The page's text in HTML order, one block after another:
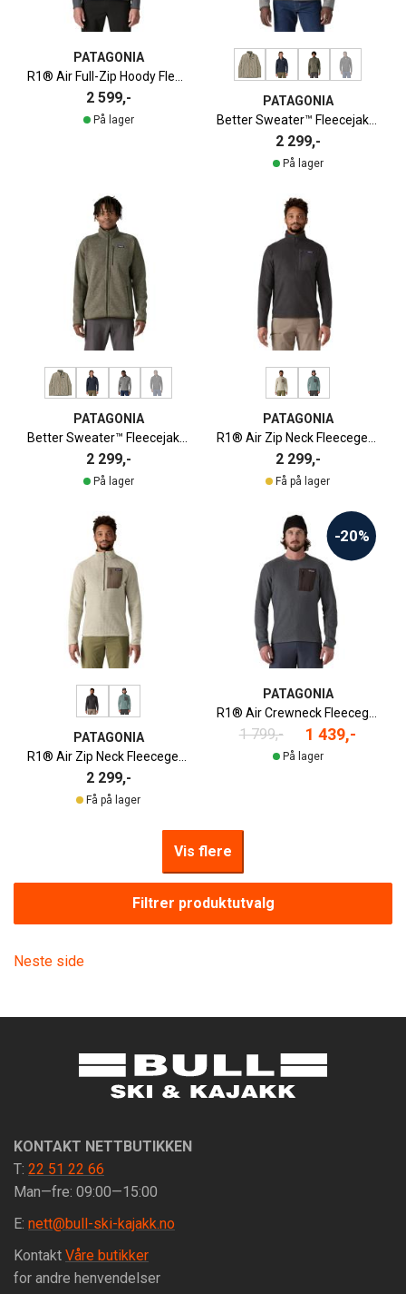
PATAGONIA
R1® Air Full-Zip Hoody Fleecejakke Herre
2 599,-
På lager
PATAGONIA
2 299,-
På lager
PATAGONIA
Better Sweater™ Fleecejakke Herre
2 299,-
På lager
PATAGONIA
R1® Air Zip Neck Fleecegenser Herre
2 299,-
Få på lager
PATAGONIA
2 299,-
Få på lager
-20%
PATAGONIA
R1® Air Crewneck Fleecegenser Herre
1 799,- 1 439,-
På lager
Vis flere
Filtrer produktutvalg
Neste side
KONTAKT NETTBUTIKKEN
T: 22 51 22 66
Man—fre: 09:00—15:00
E: nett@bull-ski-kajakk.no
Kontakt Våre butikker
for andre henvendelser